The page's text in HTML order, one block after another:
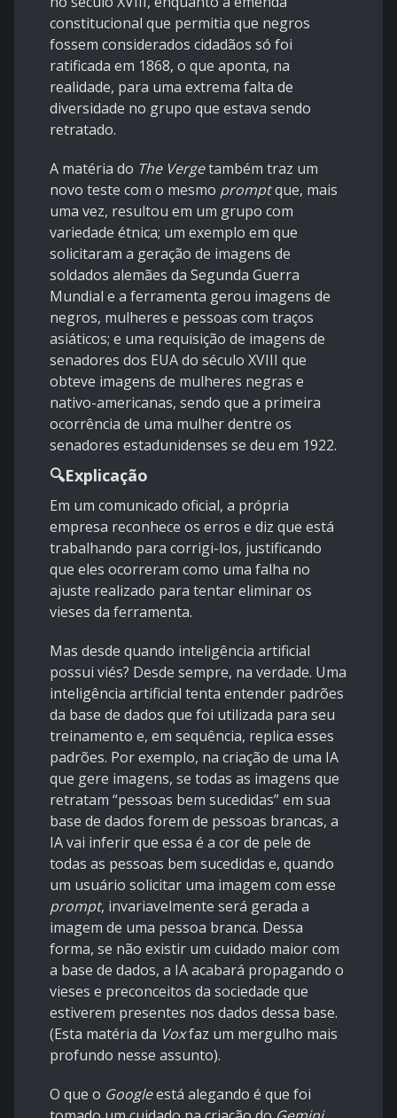
constitucional que permitia que negros
fossem considerados cidadãos só foi
ratificada em 1868, o que aponta, na
realidade, para uma extrema falta de
diversidade no grupo que estava sendo
retratado.
A matéria do The Vergetambém traz um
novo teste com o mesmo promptque, mais
uma vez, resultou em um grupo com
variedade étnica; um exemplo em que
solicitaram a geração de imagens de
soldados alemães da Segunda Guerra
Mundial e a ferramenta gerou imagens de
negros, mulheres e pessoas com traços
asiáticos; e uma requisição de imagens de
senadores dos EUA do século XVIII que
obteve imagens de mulheres negras e
nativo-americanas, sendo que a primeira
ocorrência de uma mulher dentre os
senadores estadunidenses se deu em 1922.
🔍Explicação
Em um comunicado oficial, a própria
empresa reconhece os erros e diz que está
trabalhando para corrigi-los, justificando
que eles ocorreram como uma falha no
ajuste realizado para tentar eliminar os
vieses da ferramenta.
Mas desde quando inteligência artificial
possui viés? Desde sempre, na verdade. Uma
inteligência artificial tenta entender padrões
da base de dados que foi utilizada para seu
treinamento e, em sequência, replica esses
padrões. Por exemplo, na criação de uma IA
que gere imagens, se todas as imagens que
retratam “pessoas bem sucedidas” em sua
base de dados forem de pessoas brancas, a
IA vai inferir que essa é a cor de pele de
todas as pessoas bem sucedidas e, quando
um usuário solicitar uma imagem com esse
prompt, invariavelmente será gerada a
imagem de uma pessoa branca. Dessa
forma, se não existir um cuidado maior com
a base de dados, a IA acabará propagando o
vieses e preconceitos da sociedade que
estiverem presentes nos dados dessa base.
(Esta matéria da Voxfaz um mergulho mais
profundo nesse assunto).
O que o Googleestá alegando é que foi